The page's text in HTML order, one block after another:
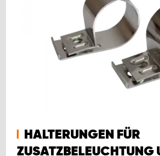
HALTERUNGEN FÜR
ZUSATZBELEUCHTUNG